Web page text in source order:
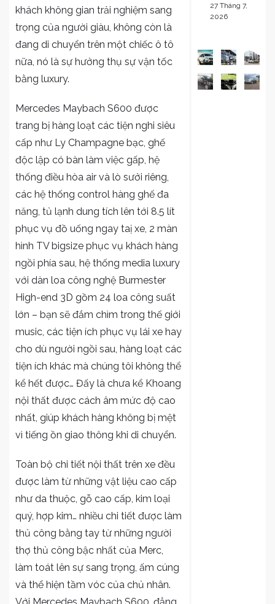
khách không gian trải nghiệm sang
trọng của người giàu, không còn là
đang di chuyển trên một chiếc ô tô
nữa, nó là sự hưởng thụ sự vận tốc
bằng luxury.
Mercedes Maybach S600 được
trang bị hàng loạt các tiện nghi siêu
cấp như Ly Champagne bạc, ghế
độc lập có bàn làm việc gấp, hệ
thống điều hòa air và lò sưởi riêng,
các hệ thống control hàng ghế đa
năng, tủ lạnh dung tích lên tới 8.5 lít
phục vụ đồ uống ngay taị xe, 2 màn
hình TV bigsize phục vụ khách hàng
ngồi phía sau, hệ thống media luxury
với dàn loa công nghệ Burmester
High-end 3D gồm 24 loa công suất
lớn – bạn sẽ đắm chìm trong thế giới
music, các tiện ích phục vụ lái xe hay
cho dù người ngồi sau, hàng loạt các
tiện ích khác mà chúng tôi không thể
kể hết được… Đấy là chưa kể Khoang
nội thất được cách âm mức độ cao
nhất, giúp khách hàng không bị mệt
vì tiếng ồn giao thông khi di chuyển.
Toàn bộ chi tiết nội thất trên xe đều
được làm từ những vật liệu cao cấp
như da thuộc, gỗ cao cấp, kim loại
quý, hợp kim… nhiều chi tiết được làm
thủ công bằng tay từ những người
thợ thủ công bậc nhất của Merc,
làm toát lên sự sang trọng, ấm cúng
và thể hiện tầm vóc của chủ nhân.
27 Tháng 7,
2026